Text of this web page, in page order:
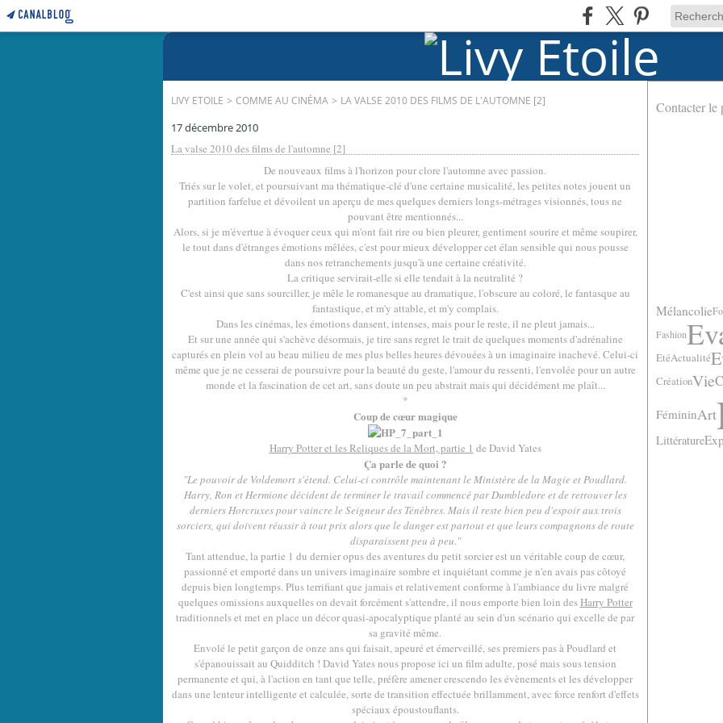
LIVY ETOILE > COMME AU CINÉMA > LA VALSE 2010 DES FILMS DE L'AUTOMNE [2]
17 décembre 2010
La valse 2010 des films de l'automne [2]
De nouveaux films à l'horizon pour clore l'automne avec passion.
Triés sur le volet, et poursuivant ma thématique-clé d'une certaine musicalité, les petites notes jouent un
partition farfelue et dévoilent un aperçu de mes quelques derniers longs-métrages visionnés, tous ne
pouvant être mentionnés...
Alors, si je m'évertue à évoquer ceux qui m'ont fait rire ou bien pleurer, gentiment sourire et même soupirer,
le tout dans d'étranges émotions mêlées, c'est pour mieux développer cet élan sensible qui nous pousse
dans nos retranchements jusqu'à une certaine créativité.
La critique servirait-elle si elle tendait à la neutralité ?
C'est ainsi que sans sourciller, je mêle le romanesque au dramatique, l'obscure au coloré, le fantasque au
fantastique, et m'y attable, et m'y complais.
Dans les cinémas, les émotions dansent, intenses, mais pour le reste, il ne pleut jamais...
Et sur une année qui s'achève désormais, je tire sans regret le trait de quelques moments d'adrénaline
capturés en plein vol au beau milieu de mes plus belles heures dévouées à un imaginaire inachevé. Celui-ci
même que je ne cesserai de poursuivre pour la beauté du geste, l'amour du ressenti, l'envolée pour un autre
monde et la fascination de cet art, sans doute un peu abstrait mais qui décidément me plaît...
*
Coup de cœur magique
Harry Potter et les Reliques de la Mort, partie 1 de David Yates
Ça parle de quoi ?
"Le pouvoir de Voldemort s'étend. Celui-ci contrôle maintenant le Ministère de la Magie et Poudlard.
Harry, Ron et Hermione décident de terminer le travail commencé par Dumbledore et de retrouver les
derniers Horcruxes pour vaincre le Seigneur des Ténèbres. Mais il reste bien peu d'espoir aux trois
sorciers, qui doivent réussir à tout prix alors que le danger est partout et que leurs compagnons de route
disparaissent peu à peu."
Tant attendue, la partie 1 du dernier opus des aventures du petit sorcier est un véritable coup de cœur,
passionné et emporté dans un univers imaginaire sombre et inquiétant comme je n'en avais pas côtoyé
depuis bien longtemps. Plus terrifiant que jamais et relativement conforme à l'ambiance du livre malgré
quelques omissions auxquelles on devait forcément s'attendre, il nous emporte bien loin desHarry Potter
traditionnels et met en place un décor quasi-apocalyptique planté au sein d'un scénario qui excelle de par
sa gravité même.
Envolé le petit garçon de onze ans qui faisait, apeuré et émerveillé, ses premiers pas à Poudlard et
s'épanouissait au Quidditch ! David Yates nous propose ici un film adulte, posé mais sous tension
permanente et qui, à l'action en tant que telle, préfère amener crescendo les évènements et les développer
dans une lenteur intelligente et calculée, sorte de transition effectuée brillamment, avec force renfort d'effets
spéciaux époustouflants.
Contacter le
Mélancolie
Fashion
EtéActualité
CréationVie
FémininArt
Littérature